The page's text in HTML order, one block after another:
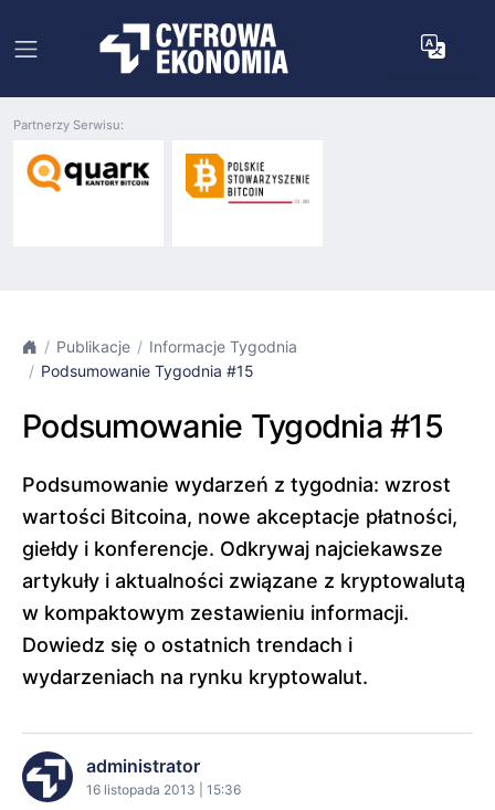
Partnerzy Serwisu:
Publikacje
Informacje Tygodnia
Podsumowanie Tygodnia #15
Podsumowanie Tygodnia #15
Podsumowanie wydarzeń z tygodnia: wzrost
wartości Bitcoina, nowe akceptacje płatności,
giełdy i konferencje. Odkrywaj najciekawsze
artykuły i aktualności związane z kryptowalutą
w kompaktowym zestawieniu informacji.
Dowiedz się o ostatnich trendach i
wydarzeniach na rynku kryptowalut.
administrator
16 listopada 2013 | 15:36